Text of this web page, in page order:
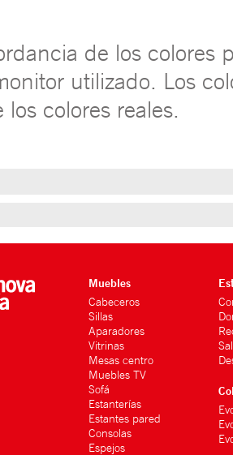
de los colores
utilizado. Los
los colores reales.
Muebles
Cabeceros
Sillas
Aparadores
Vitrinas
Mesas centro
Muebles TV
Sofá
Estanterías
Estantes pared
Consolas
Espejos